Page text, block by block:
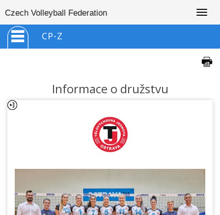
Czech Volleyball Federation
CP-Z
Informace o družstvu